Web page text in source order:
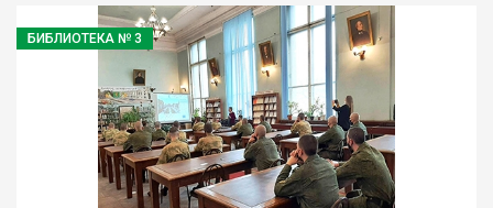
БИБЛИОТЕКА № 3